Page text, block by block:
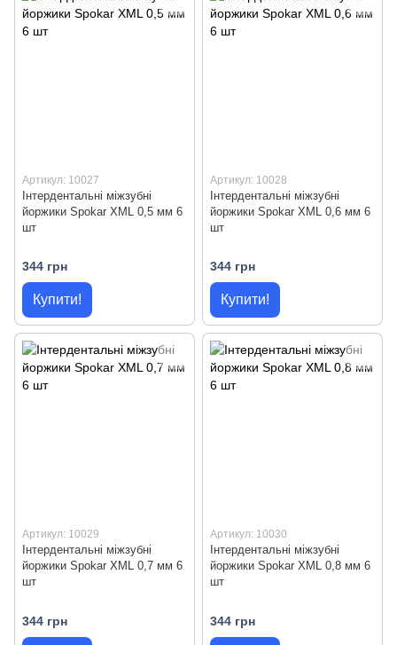
Артикул: 10027
Інтердентальні міжзубні
йоржики Spokar XML 0,5 мм 6
шт
344 грн
Купити!
Артикул: 10028
Інтердентальні міжзубні
йоржики Spokar XML 0,6 мм 6
шт
344 грн
Купити!
Артикул: 10029
Інтердентальні міжзубні
йоржики Spokar XML 0,7 мм 6
шт
344 грн
Артикул: 10030
Інтердентальні міжзубні
йоржики Spokar XML 0,8 мм 6
шт
344 грн